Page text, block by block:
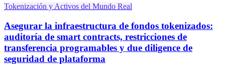
Tokenización y Activos del Mundo Real
Asegurar la infraestructura de fondos tokenizados:
auditoría de smart contracts, restricciones de
transferencia programables y due diligence de
seguridad de plataforma